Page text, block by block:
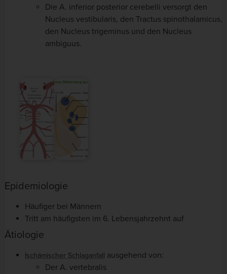
Die A. inferior posterior cerebelli versorgt den
Nucleus vestibularis, den Tractus spinothalamicus,
den Nucleus trigeminus und den Nucleus
ambiguus.
Epidemiologie
Häufiger bei Männern
Tritt am häufigsten im 6. Lebensjahrzehnt auf
Ätiologie
Ischämischer Schlaganfall ausgehend von:
Der A. vertebralis